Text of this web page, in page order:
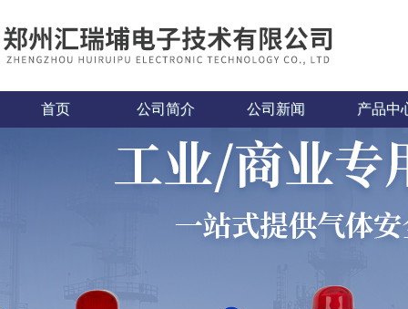
首页 公司简介 公司新闻 产品中